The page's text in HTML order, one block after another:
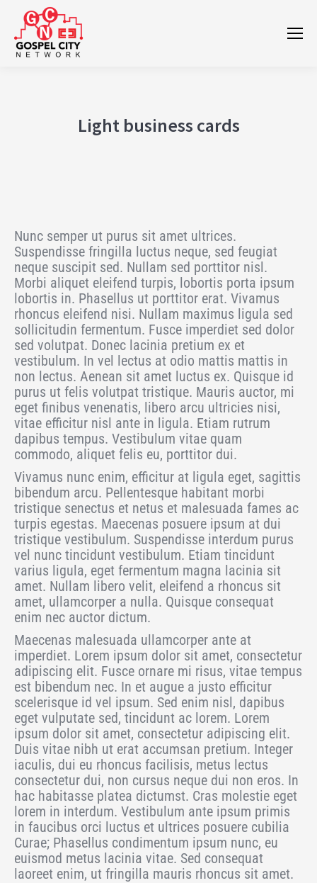
Light business cards
Nunc semper ut purus sit amet ultrices.
Suspendisse fringilla luctus neque, sed feugiat
neque suscipit sed. Nullam sed porttitor nisl.
Morbi aliquet eleifend turpis, lobortis porta ipsum
lobortis in. Phasellus ut porttitor erat. Vivamus
rhoncus eleifend nisi. Nullam maximus ligula sed
sollicitudin fermentum. Fusce imperdiet sed dolor
sed volutpat. Donec lacinia pretium ex et
vestibulum. In vel lectus at odio mattis mattis in
non lectus. Aenean sit amet luctus ex. Quisque id
purus ut felis volutpat tristique. Mauris auctor, mi
eget finibus venenatis, libero arcu ultricies nisi,
vitae efficitur nisl ante in ligula. Etiam rutrum
dapibus tempus. Vestibulum vitae quam
commodo, aliquet felis eu, porttitor dui.
Vivamus nunc enim, efficitur at ligula eget, sagittis
bibendum arcu. Pellentesque habitant morbi
tristique senectus et netus et malesuada fames ac
turpis egestas. Maecenas posuere ipsum at dui
tristique vestibulum. Suspendisse interdum purus
vel nunc tincidunt vestibulum. Etiam tincidunt
varius ligula, eget fermentum magna lacinia sit
amet. Nullam libero velit, eleifend a rhoncus sit
amet, ullamcorper a nulla. Quisque consequat
enim nec auctor dictum.
Maecenas malesuada ullamcorper ante at
imperdiet. Lorem ipsum dolor sit amet, consectetur
adipiscing elit. Fusce ornare mi risus, vitae tempus
est bibendum nec. In et augue a justo efficitur
scelerisque id vel ipsum. Sed enim nisl, dapibus
eget vulputate sed, tincidunt ac lorem. Lorem
ipsum dolor sit amet, consectetur adipiscing elit.
Duis vitae nibh ut erat accumsan pretium. Integer
iaculis, dui eu rhoncus facilisis, metus lectus
consectetur dui, non cursus neque dui non eros. In
hac habitasse platea dictumst. Cras molestie eget
lorem in interdum. Vestibulum ante ipsum primis
in faucibus orci luctus et ultrices posuere cubilia
Curae; Phasellus condimentum ipsum nunc, eu
euismod metus lacinia vitae. Sed consequat
laoreet enim, ut fringilla mauris rhoncus sit amet.